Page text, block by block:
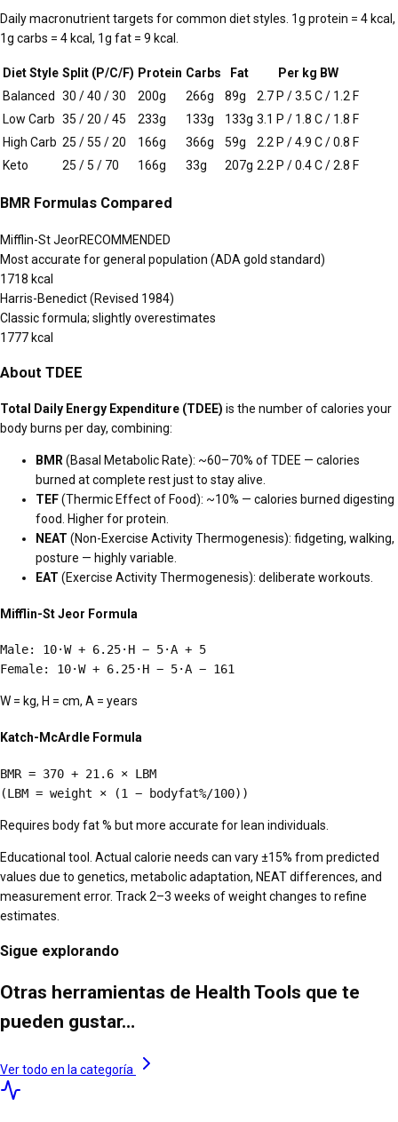
Daily macronutrient targets for common diet styles. 1g protein = 4 kcal,
1g carbs = 4 kcal, 1g fat = 9 kcal.
Diet Style Split (P/C/F) Protein Carbs Fat
Per kg BW
Balanced
30 / 40 / 30 200g 266g 89g 2.7 P /3.5 C / 1.2 F
Low Carb 35 / 20 / 45 233g 133g 133g 3.1 P / 1.8 C / 1.8 F
High Carb 25 / 55 / 20 166g 366g 59g 2.2 P /4.9 C /0.8 F
Keto
25 / 5 / 70 166g 33g 207g 2.2 P /0.4C /2.8 F
BMR Formulas Compared
Mifflin-St JeorRECOMMENDED
Most accurate for general population (ADA gold standard)
1718 kcal
Harris-Benedict (Revised 1984)
Classic formula; slightly overestimates
1777kcal
About TDEE
Total Daily Energy Expenditure (TDEE) is the number of calories your
body burns per day, combining:
BMR(Basal Metabolic Rate): ~60–70% of TDEE — calories
burned at complete rest just to stay alive.
TEF(Thermic Effect of Food): ~10% — calories burned digesting
food. Higher for protein.
NEAT (Non-Exercise Activity Thermogenesis): fidgeting, walking,
posture — highly variable.
EAT (Exercise Activity Thermogenesis): deliberate workouts.
Mifflin-St Jeor Formula
Male: 10·W + 6.25·H − 5·A + 5
Female: 10·W + 6.25·H − 5·A − 161
W = kg, H = cm, A = years
Katch-McArdle Formula
BMR = 370 + 21.6 × LBM
(LBM = weight × (1 − bodyfat%/100))
Requires body fat % but more accurate for lean individuals.
Educational tool. Actual calorie needs can vary ±15% from predicted
values due to genetics, metabolic adaptation, NEAT differences, and
measurement error. Track 2–3 weeks of weight changes to refine
estimates.
Sigue explorando
Otras herramientas de Health Tools que te
pueden gustar…
Ver todo en la categoría